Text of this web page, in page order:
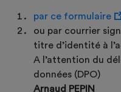
par ce formulaire
ou par courrier
titre d’identité à
A l’attention du
données (DPO)
Arnaud PEPIN